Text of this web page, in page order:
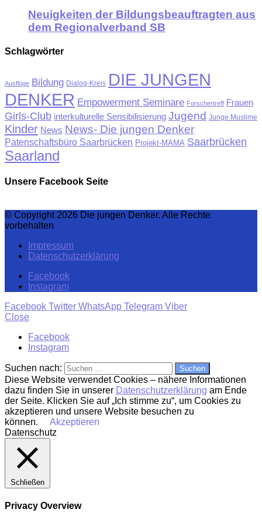
Neuigkeiten der Bildungsbeauftragten aus
dem Regionalverband SB
Schlagwörter
Ausflüge Bildung Dialog-Kreis DIE JUNGEN
DENKER Empowerment Seminare Forschertreff Frauen
Girls-Club interkulturelle Sensibilisierung Jugend Junge Muslime
Kinder News News- Die jungen Denker
Patenschaftsbüro Saarbrücken Projekt-MAMA Saarbrücken
Saarland
Unsere Facebook Seite
© Copyright 2026 Die jungen Denker. Alle Rechte
vorbehalten
Impressum
Datenschutzerklärung
Facebook
Instagram
Facebook Twitter WhatsApp Telegram Viber
Close
Facebook
Instagram
Suchen nach:
Diese Website verwendet Cookies – nähere Informationen
dazu finden Sie in unserer Datenschutzerklärung am Ende
der Seite. Klicken Sie auf „Ich stimme zu“, um Cookies zu
akzeptieren und unsere Website besuchen zu
können.
Akzeptieren
Datenschutz
Schließen
Privacy Overview